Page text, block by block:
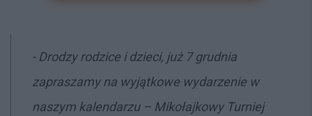
- Drodzy rodzice i dzieci, już 7 grudnia
zapraszamy na wyjątkowe wydarzenie w
naszym kalendarzu – Mikołajkowy Turniej